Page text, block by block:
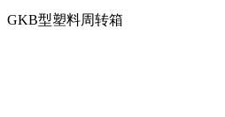
GKB型塑料周转箱